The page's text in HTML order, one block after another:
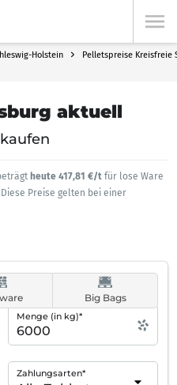
Holstein Pelletspreise Kreisfreie
aktuell
heute 417,81 €/t für lose Ware
Preise gelten bei einer
Big Bags
Menge (in kg)*
Zahlungsarten*